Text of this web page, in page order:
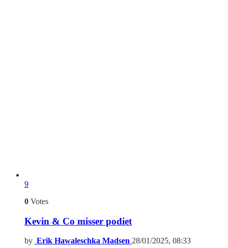
9
0 Votes
Kevin & Co misser podiet
by Erik Hawaleschka Madsen 28/01/2025, 08:33